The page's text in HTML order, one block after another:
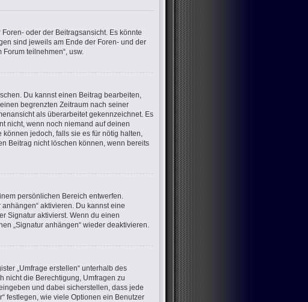
oder der Beitragsansicht. Es könnte
sind jeweils am Ende der Foren- und der
Forum teilnehmen“, usw.
Du kannst einen Beitrag bearbeiten,
begrenzten Zeitraum nach seiner
als überarbeitet gekennzeichnet. Es
nicht, wenn noch niemand auf deinen
jedoch, falls sie es für nötig halten,
Beitrag nicht löschen können, wenn bereits
persönlichen Bereich entwerfen.
aktivieren. Du kannst eine
Signatur aktivierst. Wenn du einen
„Signatur anhängen“ wieder deaktivieren.
„Umfrage erstellen“ unterhalb des
nicht die Berechtigung, Umfragen zu
und dabei sicherstellen, dass jede
festlegen, wie viele Optionen ein Benutzer